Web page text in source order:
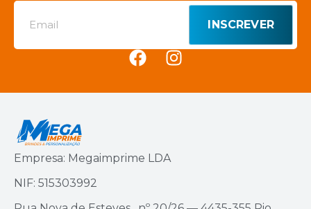
INSCREVER
Empresa: Megaimprime LDA
NIF: 515303992